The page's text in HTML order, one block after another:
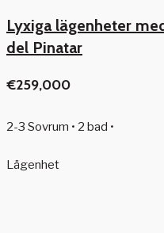
Lyxiga lägenheter
del Pinatar
€259,000
2-3 Sovrum • 2 bad •
Lägenhet